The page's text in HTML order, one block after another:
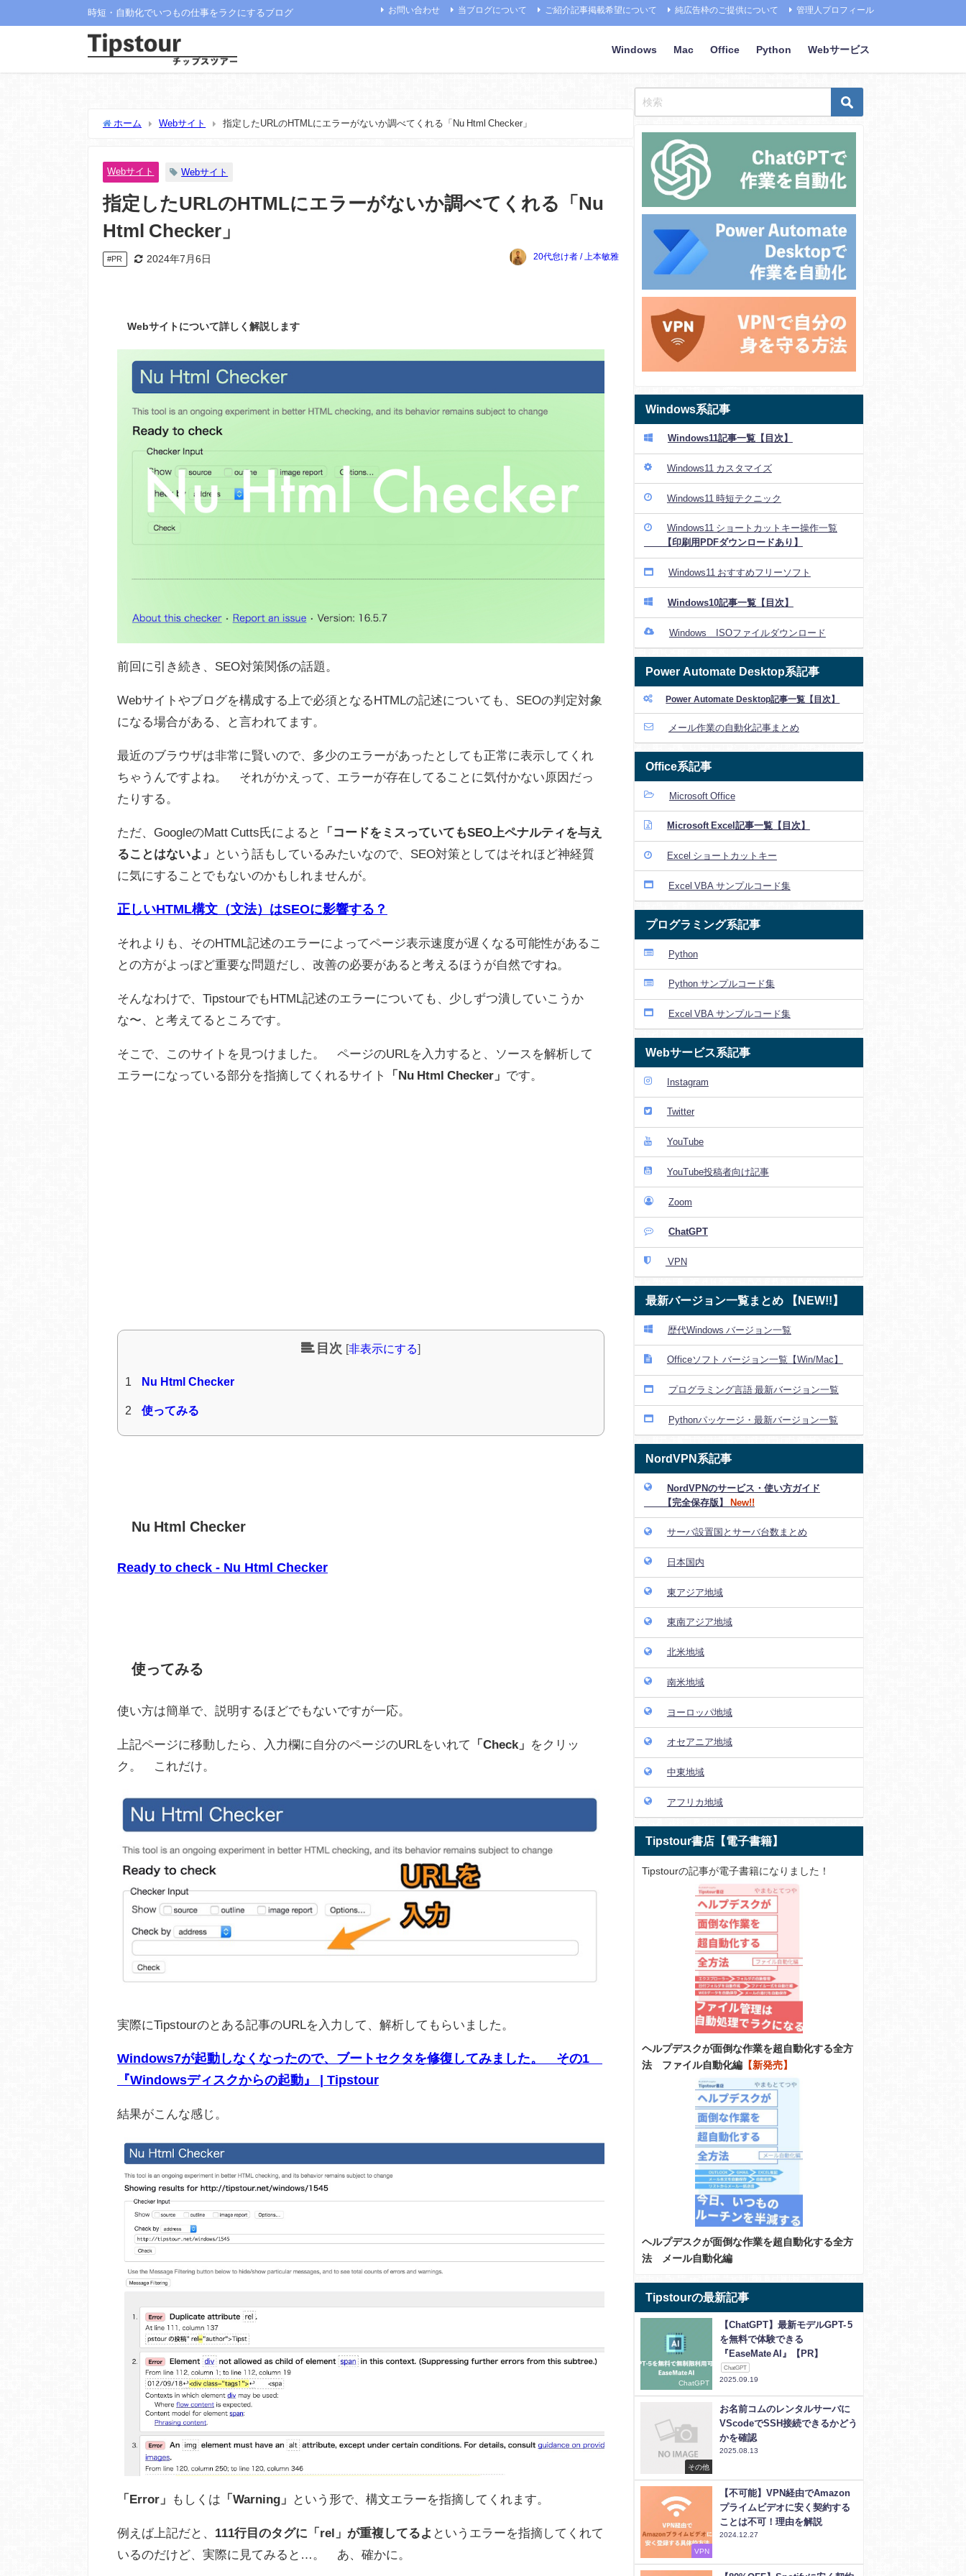
時短・自動化でいつもの仕事をラクにするブログ お問い合わせ 当ブログについて ご紹介記事掲載希望について 純広告枠のご提供について 管理人プロフィール
Windows Mac Office Python Webサービス
ホーム Webサイト 指定したURLのHTMLにエラーがないか調べてくれる「Nu Html Checker」
Webサイト Webサイト
指定したURLのHTMLにエラーがないか調べてくれる「Nu
Html Checker」
#PR 2024年7月6日 20代怠け者 / 上本敏雅
Webサイトについて詳しく解説します
前回に引き続き、SEO対策関係の話題。
Webサイトやブログを構成する上で必須となるHTMLの記述についても、SEOの判定対象
になる場合がある、と言われてます。
最近のブラウザは非常に賢いので、多少のエラーがあったとしても正常に表示してくれ
ちゃうんですよね。 それがかえって、エラーが存在してることに気付かない原因だっ
たりする。
ただ、GoogleのMatt Cutts氏によると
「コードをミスっていてもSEO上ペナルティを与え
ることはないよ」
という話もしているみたいなので、SEO対策としてはそれほど神経質
に気にすることでもないのかもしれませんが。
正しいHTML構文（文法）はSEOに影響する？
それよりも、そのHTML記述のエラーによってページ表示速度が遅くなる可能性があるこ
との方がよっぽど重要な問題だし、改善の必要があると考えるほうが自然ですね。
そんなわけで、TipstourでもHTML記述のエラーについても、少しずつ潰していこうか
な〜、と考えてるところです。
そこで、このサイトを見つけました。 ページのURLを入力すると、ソースを解析して
エラーになっている部分を指摘してくれるサイト
「Nu Html Checker」 です。
目次 [非表示にする]
1 Nu Html Checker
2 使ってみる
Nu Html Checker
Ready to check - Nu Html Checker
使ってみる
使い方は簡単で、説明するほどでもないですが一応。
上記ページに移動したら、入力欄に自分のページのURLをいれて 「Check」
をクリッ
ク。 これだけ。
実際にTipstourのとある記事のURLを入力して、解析してもらいました。
Windows7が起動しなくなったので、ブートセクタを修復してみました。 その1
『Windowsディスクからの起動』 | Tipstour
結果がこんな感じ。
「Error」 もしくは 「Warning」 という形で、構文エラーを指摘してくれます。
例えば上記だと、 111行目のタグに「rel」が重複してるよ というエラーを指摘してくれて
いるのだけど、実際に見てみると…。 あ、確かに。
Windows系記事
Windows11記事一覧【目次】
Windows11 カスタマイズ
Windows11 時短テクニック
Windows11 ショートカットキー操作一覧
【印刷用PDFダウンロードあり】
Windows11 おすすめフリーソフト
Windows10記事一覧【目次】
Windows ISOファイルダウンロード
Power Automate Desktop系記事
Power Automate Desktop記事一覧【目次】
メール作業の自動化記事まとめ
Office系記事
Microsoft Office
Microsoft Excel記事一覧【目次】
Excel ショートカットキー
Excel VBA サンプルコード集
プログラミング系記事
Python
Python サンプルコード集
Excel VBA サンプルコード集
Webサービス系記事
Instagram
Twitter
YouTube
YouTube投稿者向け記事
Zoom
ChatGPT
VPN
最新バージョン一覧まとめ 【NEW!!】
歴代Windows バージョン一覧
Officeソフト バージョン一覧【Win/Mac】
プログラミング言語 最新バージョン一覧
Pythonパッケージ・最新バージョン一覧
NordVPN系記事
NordVPNのサービス・使い方ガイド
【完全保存版】
New!!
サーバ設置国とサーバ台数まとめ
日本国内
東アジア地域
東南アジア地域
北米地域
南米地域
ヨーロッパ地域
オセアニア地域
中東地域
アフリカ地域
Tipstour書店【電子書籍】
Tipstourの記事が電子書籍になりました！
ヘルプデスクが面倒な作業を超自動化する全方
法 ファイル自動化編 【新発売】
ヘルプデスクが面倒な作業を超自動化する全方
法 メール自動化編
Tipstourの最新記事
ChatGPT
【ChatGPT】最新モデルGPT- 5
を無料で体験できる
『EaseMate AI』【PR】
ChatGPT
2025.09.19
その他
お名前コムのレンタルサーバに
VScodeでSSH接続できるかどう
かを確認
2025.08.13
VPN
【不可能】VPN経由でAmazon
プライムビデオに安く契約する
ことは不可！理由を解説
2024.12.27